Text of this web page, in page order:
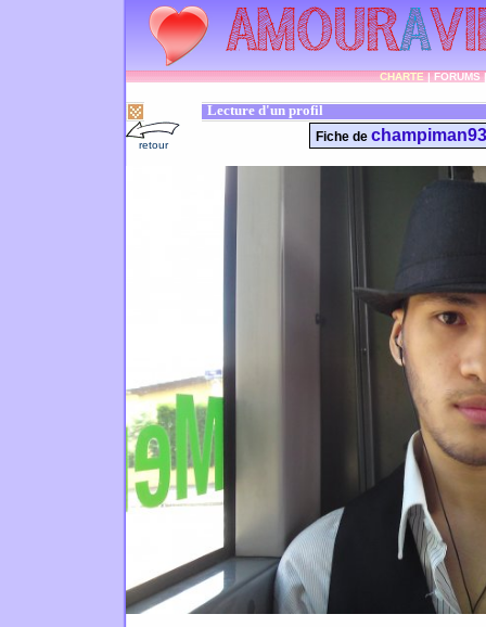
CHARTE|FORUMS
Lecture d'un profil
retour
Fiche de champiman93